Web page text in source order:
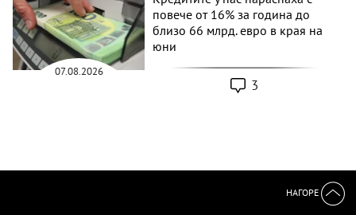
07.08.2026
повече от 16% за година до
близо 66 млрд. евро в края на
юни
3
НАГОРЕ